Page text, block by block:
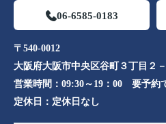
06-6585-0183
〒540-0012
大阪府大阪市中央区谷町３丁目２
営業時間： 09:30～19：00 要予約
定休日： 定休日なし